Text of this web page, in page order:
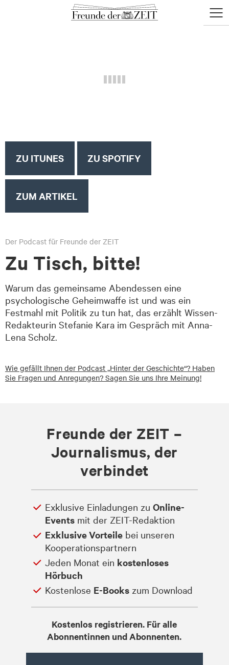
Menü
ZU ITUNES ZU SPOTIFY
ZUM ARTIKEL
Der Podcast für Freunde der ZEIT
Zu Tisch, bitte!
Warum das gemeinsame Abendessen eine
psychologische Geheimwaffe ist und was ein
Festmahl mit Politik zu tun hat, das erzählt Wissen-
Redakteurin Stefanie Kara im Gespräch mit Anna-
Lena Scholz.
Wie gefällt Ihnen der Podcast „Hinter der Geschichte“? Haben
Sie Fragen und Anregungen? Sagen Sie uns Ihre Meinung!
Freunde der ZEIT –
Journalismus, der
verbindet
Exklusive Einladungen zu Online-
Eventsmit der ZEIT-Redaktion
Exklusive Vorteilebei unseren
Kooperationspartnern
Jeden Monat ein kostenloses
Hörbuch
Kostenlose E-Bookszum Download
Kostenlos registrieren. Für alle
Abonnentinnen und Abonnenten.